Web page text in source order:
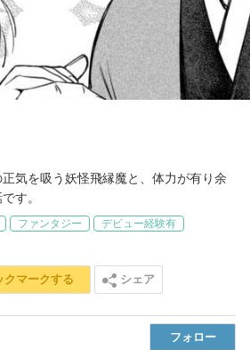
気を吸う妖怪飛縁魔と、体力が有り余
す。
ファンタジー
デビュー経験有
クマークする シェア
フォロー